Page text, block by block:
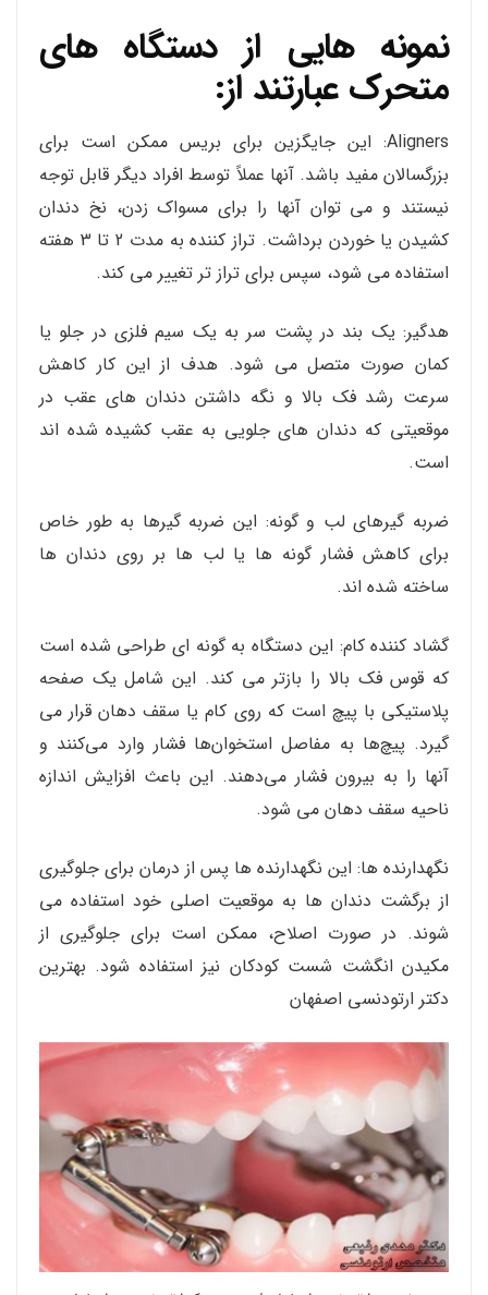
نمونه هایی از دستگاه های
متحرک عبارتند از:
Aligners: این جایگزین برای بریس ممکن است برای
بزرگسالان مفید باشد. آنها عملاً توسط افراد دیگر قابل توجه
نیستند و می توان آنها را برای مسواک زدن، نخ دندان
کشیدن یا خوردن برداشت. تراز کننده به مدت 2 تا 3 هفته
استفاده می شود، سپس برای تراز تر تغییر می کند.
هدگیر: یک بند در پشت سر به یک سیم فلزی در جلو یا
کمان صورت متصل می شود. هدف از این کار کاهش
سرعت رشد فک بالا و نگه داشتن دندان های عقب در
موقعیتی که دندان های جلویی به عقب کشیده شده اند
است.
ضربه گیرهای لب و گونه: این ضربه گیرها به طور خاص
برای کاهش فشار گونه ها یا لب ها بر روی دندان ها
ساخته شده اند.
گشاد کننده کام: این دستگاه به گونه ای طراحی شده است
که قوس فک بالا را بازتر می کند. این شامل یک صفحه
پلاستیکی با پیچ است که روی کام یا سقف دهان قرار می
گیرد. پیچ‌ها به مفاصل استخوان‌ها فشار وارد می‌کنند و
آنها را به بیرون فشار می‌دهند. این باعث افزایش اندازه
ناحیه سقف دهان می شود.
نگهدارنده ها: این نگهدارنده ها پس از درمان برای جلوگیری
از برگشت دندان ها به موقعیت اصلی خود استفاده می
شوند. در صورت اصلاح، ممکن است برای جلوگیری از
مکیدن انگشت شست کودکان نیز استفاده شود. بهترین
دکتر ارتودنسی اصفهان